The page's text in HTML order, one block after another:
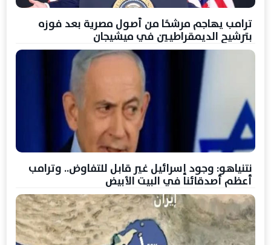
ترامب يهاجم مرشحًا من أصول مصرية بعد فوزه
بترشيح الديمقراطيين في ميشيجان
نتنياهو: وجود إسرائيل غير قابل للتفاوض.. وترامب
أعظم أصدقائنا في البيت الأبيض